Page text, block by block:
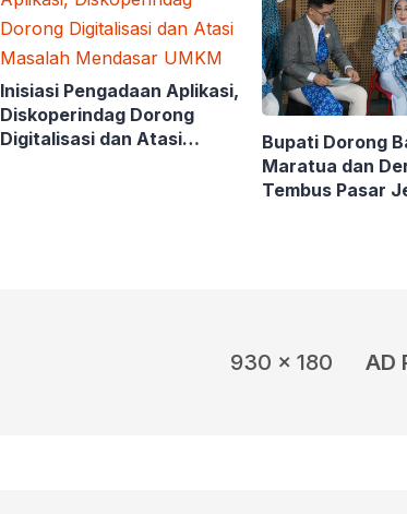
Inisiasi Pengadaan Aplikasi,
Diskoperindag Dorong
Digitalisasi dan Atasi
Bupati Dorong
Maratua dan
Tembus Pasar
930 x 180 AD